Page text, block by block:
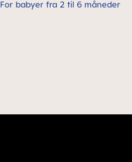
For babyer fra 2 til 6 måneder